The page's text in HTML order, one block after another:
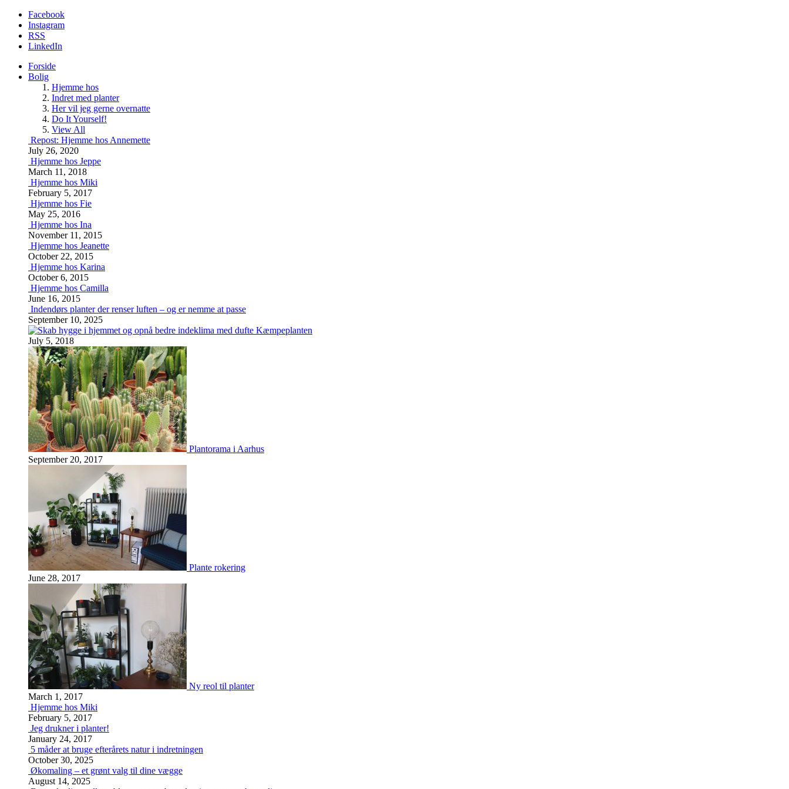
Facebook
Instagram
RSS
LinkedIn
Forside
Bolig
Hjemme hos
Indret med planter
Her vil jeg gerne overnatte
Do It Yourself!
View All
Repost: Hjemme hos Annemette
July 26, 2020
Hjemme hos Jeppe
March 11, 2018
Hjemme hos Miki
February 5, 2017
Hjemme hos Fie
May 25, 2016
Hjemme hos Ina
November 11, 2015
Hjemme hos Jeanette
October 22, 2015
Hjemme hos Karina
October 6, 2015
Hjemme hos Camilla
June 16, 2015
Indendørs planter der renser luften – og er nemme at passe
September 10, 2025
Kæmpeplanten
July 5, 2018
Plantorama i Aarhus
September 20, 2017
Plante rokering
June 28, 2017
Ny reol til planter
March 1, 2017
Hjemme hos Miki
February 5, 2017
Jeg drukner i planter!
January 24, 2017
5 måder at bruge efterårets natur i indretningen
October 30, 2025
Økomaling – et grønt valg til dine vægge
August 14, 2025